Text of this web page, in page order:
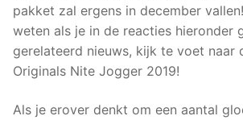
pakket zal ergens in december
weten als je in de reacties hieronder
gerelateerd nieuws, kijk te voet naar
Originals Nite Jogger 2019!
Als je erover denkt om een aantal